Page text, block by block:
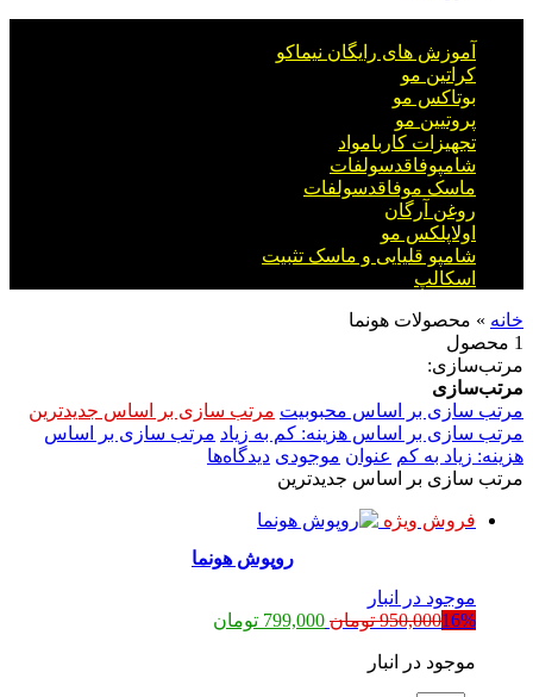
آموزش های رایگان نیماکو
کراتین مو
بوتاکس مو
پروتیین مو
تجهیزات کاربامواد
شامپوفاقدسولفات
ماسک موفاقدسولفات
روغن آرگان
اولاپلکس مو
شامپو قلیایی و ماسک تثبیت
اسکالپ
خانه » محصولات هونما
1 محصول
مرتب‌سازی:
مرتب‌سازی
مرتب سازی بر اساس محبوبیت مرتب سازی بر اساس جدیدترین
مرتب سازی بر اساس هزینه: کم به زیاد مرتب سازی بر اساس
هزینه: زیاد به کم عنوان موجودی دیدگاه‌ها
مرتب سازی بر اساس جدیدترین
فروش ویژه
روپوش هونما
موجود در انبار
16%
950,000 تومان قیمت
799,000 تومان
موجود در انبار